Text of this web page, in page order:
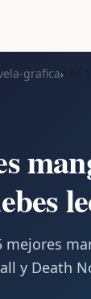
grafica›Los
y Death